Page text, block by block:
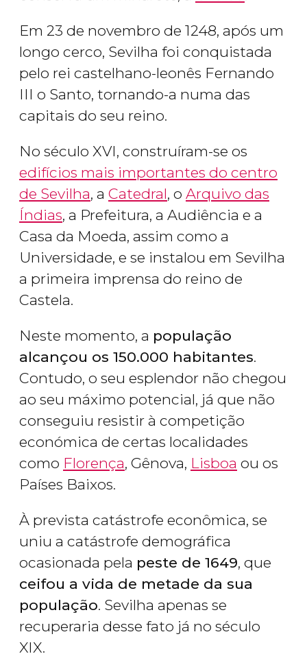
Em 23 de novembro de 1248, após um
longo cerco, Sevilha foi conquistada
pelo rei castelhano-leonês Fernando
III o Santo, tornando-a numa das
capitais do seu reino.
No século XVI, construíram-se os
edifícios mais importantes do centro
de Sevilha, a Catedral, o Arquivo das
Índias, a Prefeitura, a Audiência e a
Casa da Moeda, assim como a
Universidade, e se instalou em Sevilha
a primeira imprensa do reino de
Castela.
Neste momento, a população
alcançou os 150.000 habitantes.
Contudo, o seu esplendor não chegou
ao seu máximo potencial, já que não
conseguiu resistir à competição
económica de certas localidades
como Florença, Gênova, Lisboa ou os
Países Baixos.
À prevista catástrofe econômica, se
uniu a catástrofe demográfica
ocasionada pela peste de 1649, que
ceifou a vida de metade da sua
população. Sevilha apenas se
recuperaria desse fato já no século
XIX.